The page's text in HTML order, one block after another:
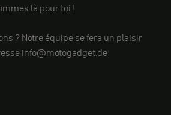
là pour toi !
? Notre équipe se fera un plaisir
info@motogadget.de